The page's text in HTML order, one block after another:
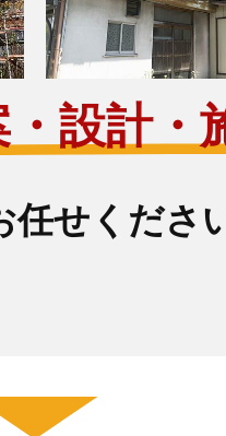
設計・
せくださ